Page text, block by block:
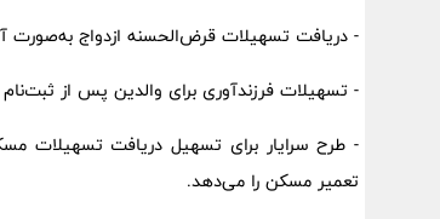
- دریافت تسهیلات قرض‌الحسنه ازدواج به‌صورت
- تسهیلات فرزندآوری برای والدین پس از
- طرح سرایار برای تسهیل دریافت تسهیلات
تعمیر مسکن را می‌دهد.